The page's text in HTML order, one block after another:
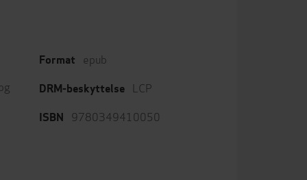
Format epub
DRM-beskyttelse LCP
ISBN 9780349410050